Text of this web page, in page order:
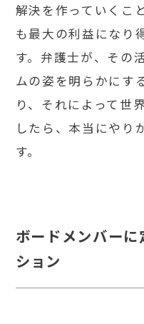
解決を作っていくこ
も最大の利益になり
す。弁護士が、その
ムの姿を明らかにす
り、それによって世
したら、本当にやり
す。
ボードメンバーに
ション